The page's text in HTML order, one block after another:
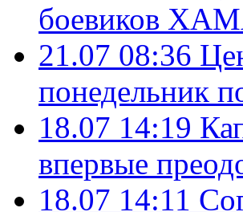
боевиков
21.07 08:36
понедельник
18.07 14:19
впервые
18.07 14:11